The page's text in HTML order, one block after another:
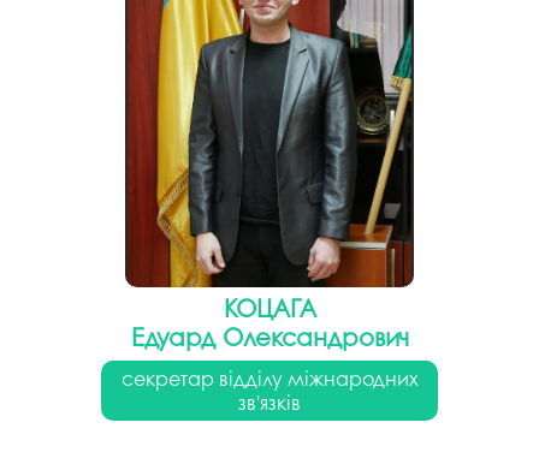
КОЦАГА
Едуард Олександрович
секретар відділу міжнародних
зв'язків